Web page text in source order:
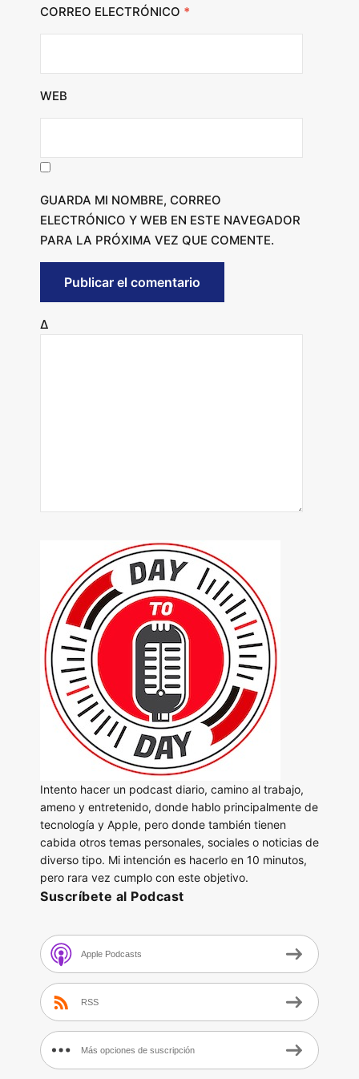
CORREO ELECTRÓNICO *
WEB
GUARDA MI NOMBRE, CORREO
ELECTRÓNICO Y WEB EN ESTE NAVEGADOR
PARA LA PRÓXIMA VEZ QUE COMENTE.
Δ
Intento hacer un podcast diario, camino al trabajo,
ameno y entretenido, donde hablo principalmente de
tecnología y Apple, pero donde también tienen
cabida otros temas personales, sociales o noticias de
diverso tipo. Mi intención es hacerlo en 10 minutos,
pero rara vez cumplo con este objetivo.
Suscríbete al Podcast
Apple Podcasts
RSS
Más opciones de suscripción